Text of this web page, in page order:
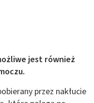
jest również
przez nakłucie